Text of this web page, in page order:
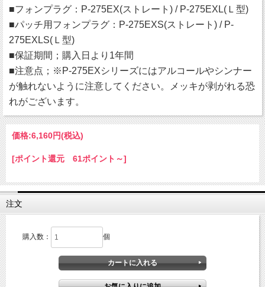
■フォンプラグ：P-275EX(ストレート) / P-275EXL(Ｌ型)
■パッチ用フォンプラグ：P-275EXS(ストレート) / P-
275EXLS(Ｌ型)
■保証期間；購入日より1年間
■注意点；※P-275EXシリーズにはアルコールやシンナー
が触れないように注意してください。メッキが剥がれる恐
れがございます。
価格:6,160円(税込)
[ポイント還元 61ポイント～]
注文
購入数： 個